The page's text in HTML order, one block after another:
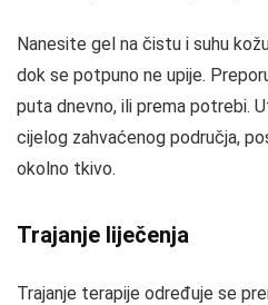
Nanesite gel na čistu i suhu
dok se potpuno ne upije.
puta dnevno, ili prema potrebi.
cijelog zahvaćenog područja,
okolno tkivo.
Trajanje liječenja
Trajanje terapije određuje se